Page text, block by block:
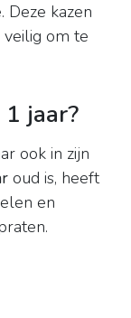
Deze kazen
om te
jaar?
ook in zijn
oud is, heeft
en